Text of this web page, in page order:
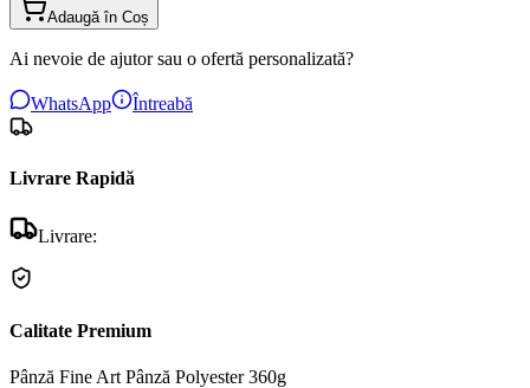
Adaugă în Coș
Ai nevoie de ajutor sau o ofertă personalizată?
WhatsApp Întreabă
Livrare Rapidă
Livrare:
Calitate Premium
Pânză Fine Art Pânză Polyester 360g